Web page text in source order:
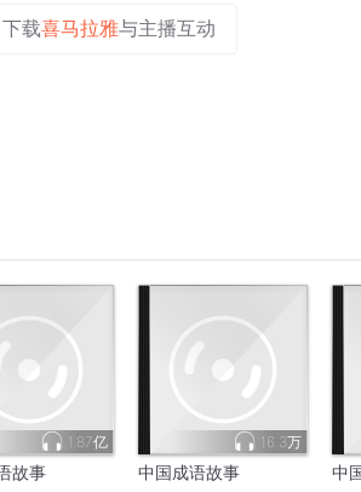
载喜马拉雅与主播互动
1.87亿
故事
16.3万
中国成语故事
中